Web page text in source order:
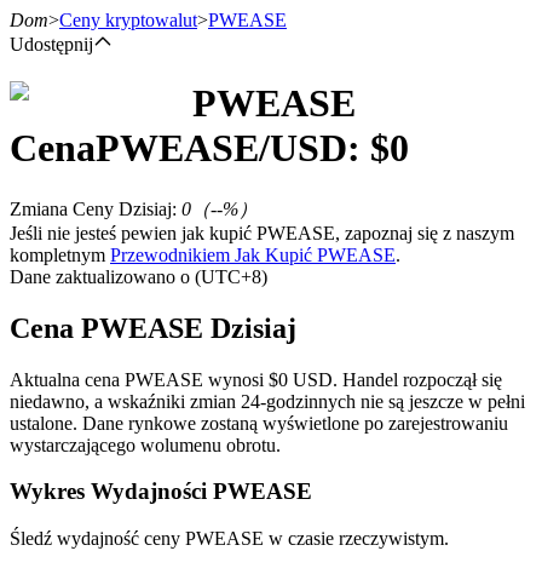
Kontrakty futures wykorzystujące USDT jako zabezpieczenie
Dom>Ceny kryptowalut>PWEASE
Udostępnij
PWEASE
CenaPWEASE/USD: $0
Zmiana Ceny Dzisiaj: 0 （--%）
Jeśli nie jesteś pewien jak kupić PWEASE, zapoznaj się z naszym
kompletnym Przewodnikiem Jak Kupić PWEASE.
Dane zaktualizowano o (UTC+8)
Cena PWEASE Dzisiaj
Aktualna cena PWEASE wynosi $0 USD. Handel rozpoczął się
niedawno, a wskaźniki zmian 24-godzinnych nie są jeszcze w pełni
ustalone. Dane rynkowe zostaną wyświetlone po zarejestrowaniu
wystarczającego wolumenu obrotu.
Wykres Wydajności PWEASE
Śledź wydajność ceny PWEASE w czasie rzeczywistym.